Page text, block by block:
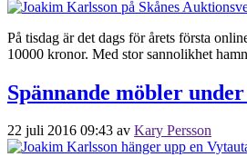
På tisdag är det dags för årets första
10000 kronor. Med stor sannolikhet
Spännande möbler
22 juli 2016 09:43 av Kary Persson